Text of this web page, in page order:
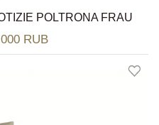
POLTRONA FRAU
RUB